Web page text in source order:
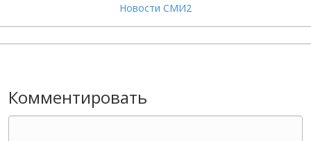
Новости СМИ2
Комментировать